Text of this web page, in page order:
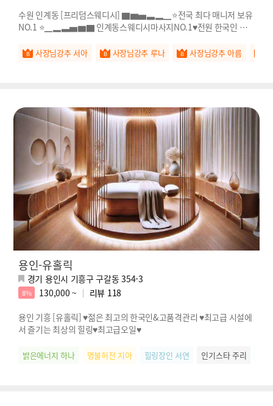
수원 인계동 [프리덤스웨디시] ▇▆▅▃▂▁⭐전국 최다 매니저 보유
NO.1 ⭐▁▂▃▅▆▇ 인계동스웨디시마사지NO.1♥전원 한국인 관리
사장님강추 서아 사장님강추 루나 사장님강추 아름
용인-유홀릭
경기 용인시 기흥구 구갈동 354-3
8% 130,000 ~ 리뷰 118
용인 기흥 [유홀릭] ♥젊은 최고의 한국인&고품격관리 ♥최고급 시설에
서 즐기는 최상의 힐링♥최고급오일♥
밝은에너지 하나 명불허전 지아 힐링장인 서연 인기스타 주리